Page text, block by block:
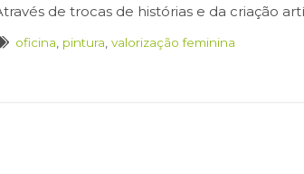
de trocas de histórias e da criação
oficina pintura ,valorização feminina